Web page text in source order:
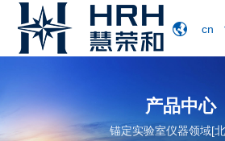
cn
产品中心
锚定实验室仪器领域[